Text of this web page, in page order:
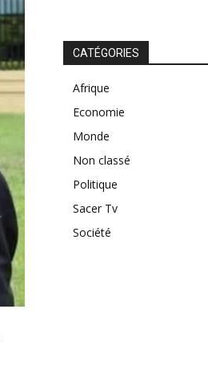
CATÉGORIES
Afrique
Economie
Monde
Non classé
Politique
Sacer Tv
Société